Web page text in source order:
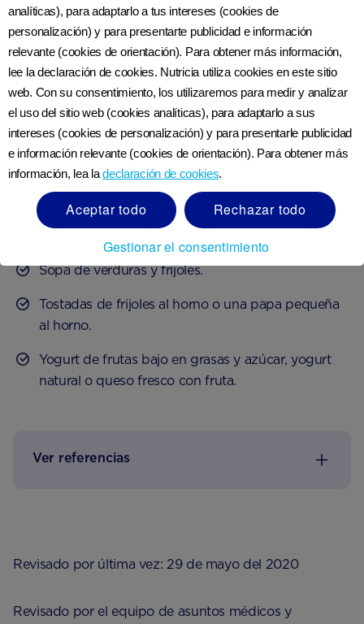
La mayoría de las personas consumen suficiente
proteína. Sin embargo, si tienes dificultades para
comer, puedes aumentar tu ingesta de proteína a lo
largo del día con estas ideas de bocadillos saludables
Un sándwich pequeño o pan de pita con queso
rallado, jamón magro, atún, salmón o sardinas,
acompañado de ensalada.
Sopa de verduras y frijoles.
Tostadas de frijoles al horno o una papa pequeña
al horno.
Yogurt de frutas bajo en grasas y azúcar, yogurt
natural o queso fresco con fruta.
Ver referencias
Revisado por última vez: 29 de mayo del 2020
Revisado por el equipo de asuntos médicos y
analíticas), para adaptarlo a tus intereses (cookies de
personalización) y para presentarte publicidad e información
relevante (cookies de orientación). Para obtener más información,
lee la declaración de cookies. Nutricia utiliza cookies en este sitio
web. Con su consentimiento, los utilizaremos para medir y analizar
el uso del sitio web (cookies analíticas), para adaptarlo a sus
intereses (cookies de personalización) y para presentarle publicidad
e información relevante (cookies de orientación). Para obtener más
información, lea ladeclaración de cookies.
Aceptar todo
Rechazar todo
Gestionar el consentimiento